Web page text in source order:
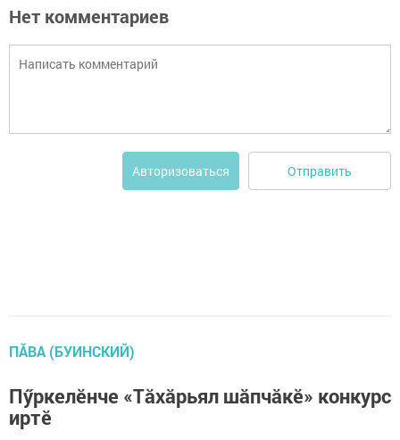
Нет комментариев
Авторизоваться Отправить
ПĂВА (БУИНСКИЙ)
Пӳркелӗнче «Тăхăрьял шăпчăкӗ» конкурс
иртӗ